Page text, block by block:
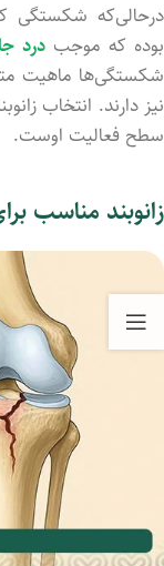
درحالی‌که شکستگی
بوده که موجبدرد
شکستگی‌ها ماهیت
نیز دارند. انتخاب
سطح فعالیت اوست.
زانوبند مناسب